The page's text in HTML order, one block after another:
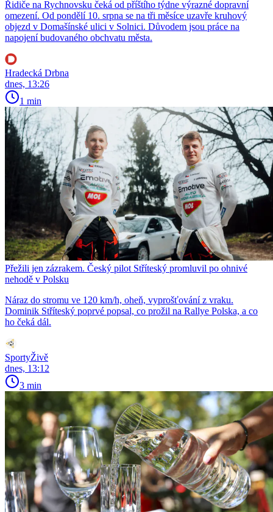
Řidiče na Rychnovsku čeká od příštího týdne výrazné dopravní
omezení. Od pondělí 10. srpna se na tři měsíce uzavře kruhový
objezd v Domašínské ulici v Solnici. Důvodem jsou práce na
napojení budovaného obchvatu města.
Hradecká Drbna
dnes, 13:26
1 min
Přežili jen zázrakem. Český pilot Stříteský promluvil po ohnivé
nehodě v Polsku
Náraz do stromu ve 120 km/h, oheň, vyprošťování z vraku.
Dominik Stříteský poprvé popsal, co prožil na Rallye Polska, a co
ho čeká dál.
SportyŽivě
dnes, 13:12
3 min